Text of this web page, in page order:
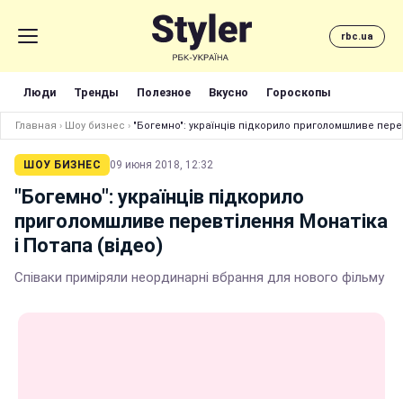
rbc.ua
Люди Тренды Полезное Вкусно Гороскопы
Главная › Шоу бизнес › "Богемно": українців підкорило приголомшливе
ШОУ БИЗНЕС 09 июня 2018, 12:32
"Богемно": українців підкорило
приголомшливе перевтілення Монатіка
і Потапа (відео)
Співаки приміряли неординарні вбрання для нового фільму